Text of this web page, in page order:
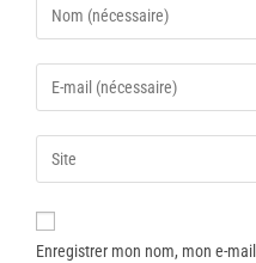
Enregistrer mon nom, mon e-